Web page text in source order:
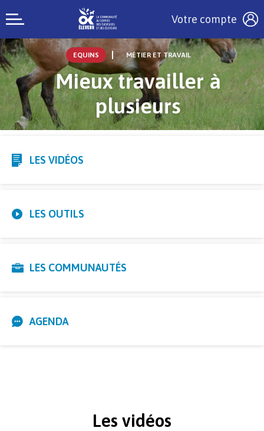
Votre compte
EQUINS MÉTIER ET TRAVAIL
Mieux travailler à
plusieurs
LES VIDÉOS
LES OUTILS
LES COMMUNAUTÉS
AGENDA
Les vidéos